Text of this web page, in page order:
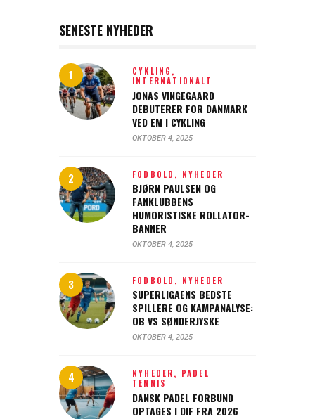
SENESTE NYHEDER
CYKLING,
INTERNATIONALT
JONAS VINGEGAARD
DEBUTERER FOR DANMARK
VED EM I CYKLING
OKTOBER 4, 2025
FODBOLD, NYHEDER
BJØRN PAULSEN OG
FANKLUBBENS
HUMORISTISKE ROLLATOR-
BANNER
OKTOBER 4, 2025
FODBOLD, NYHEDER
SUPERLIGAENS BEDSTE
SPILLERE OG KAMPANALYSE:
OB VS SØNDERJYSKE
OKTOBER 4, 2025
NYHEDER, PADEL
TENNIS
DANSK PADEL FORBUND
OPTAGES I DIF FRA 2026